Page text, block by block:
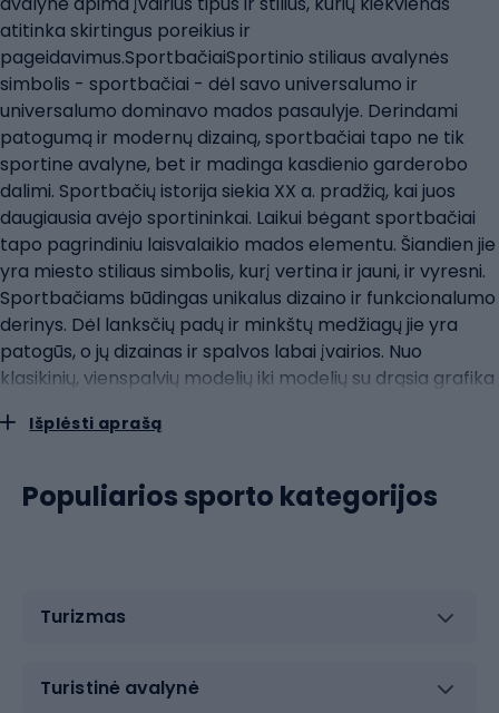
atitinka skirtingus poreikius ir
pageidavimus.SportbačiaiSportinio stiliaus avalynės
simbolis - sportbačiai - dėl savo universalumo ir
universalumo dominavo mados pasaulyje. Derindami
patogumą ir modernų dizainą, sportbačiai tapo ne tik
sportine avalyne, bet ir madinga kasdienio garderobo
dalimi. Sportbačių istorija siekia XX a. pradžią, kai juos
daugiausia avėjo sportininkai. Laikui bėgant sportbačiai
tapo pagrindiniu laisvalaikio mados elementu. Šiandien jie
yra miesto stiliaus simbolis, kurį vertina ir jauni, ir vyresni.
Sportbačiams būdingas unikalus dizaino ir funkcionalumo
derinys. Dėl lanksčių padų ir minkštų medžiagų jie yra
patogūs, o jų dizainas ir spalvos labai įvairios. Nuo
klasikinių, vienspalvių modelių iki modelių su drąsia grafika
individualų stilių. Sportbačiai puikiai dera prie įvairios
suknelių. Jie nepakeičiami kuriant neformalius, bet
stilingus ansamblius, kartu yra patogus pasirinkimas
paprastos, bet stilingos formos jie yra nesenstantis
greitai išpopuliarėjo ne tik žaidimo aikštelėse ir kortuose.
Išplėsti aprašą
Populiarios sporto kategorijos
Turizmas
Turistinė avalynė